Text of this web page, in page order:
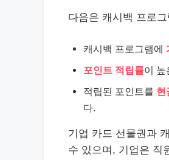
다음은 캐시백 프로
캐시백 프로그램에
포인트 적립률이 높
적립된 포인트를 현
다.
기업 카드 선물권과
수 있으며, 기업은 직